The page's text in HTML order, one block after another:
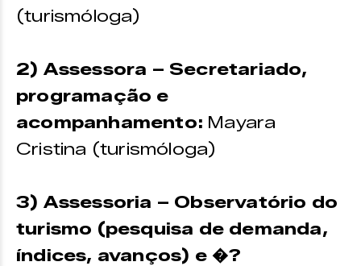
(turismóloga)
2) Assessora – Secretariado,
programação e
acompanhamento: Mayara
Cristina (turismóloga)
3) Assessoria – Observatório do
turismo (pesquisa de demanda,
índices, avanços) e �?